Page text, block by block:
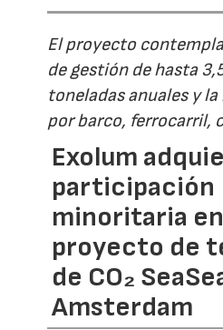
El proyecto
de gestión de hasta
toneladas anuales y la
por barco, ferrocarril,
Exolum
participación
minoritaria
proyecto de
de CO₂
Amsterdam